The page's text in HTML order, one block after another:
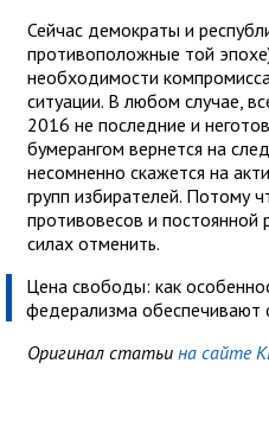
Сейчас демократы и
противоположные той
необходимости
ситуации. В любом случае,
2016 не последние и
бумерангом вернется на
несомненно скажется на
групп избирателей. Потому
противовесов и постоянной
силах отменить.
Цена свободы: как
федерализма
Оригинал статьи на сайте